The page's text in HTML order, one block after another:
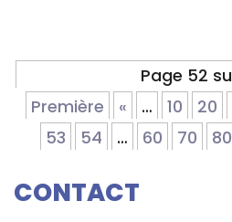
Page 52
Première
« … 10 20
53
54 … 60 70 80
CONTACT